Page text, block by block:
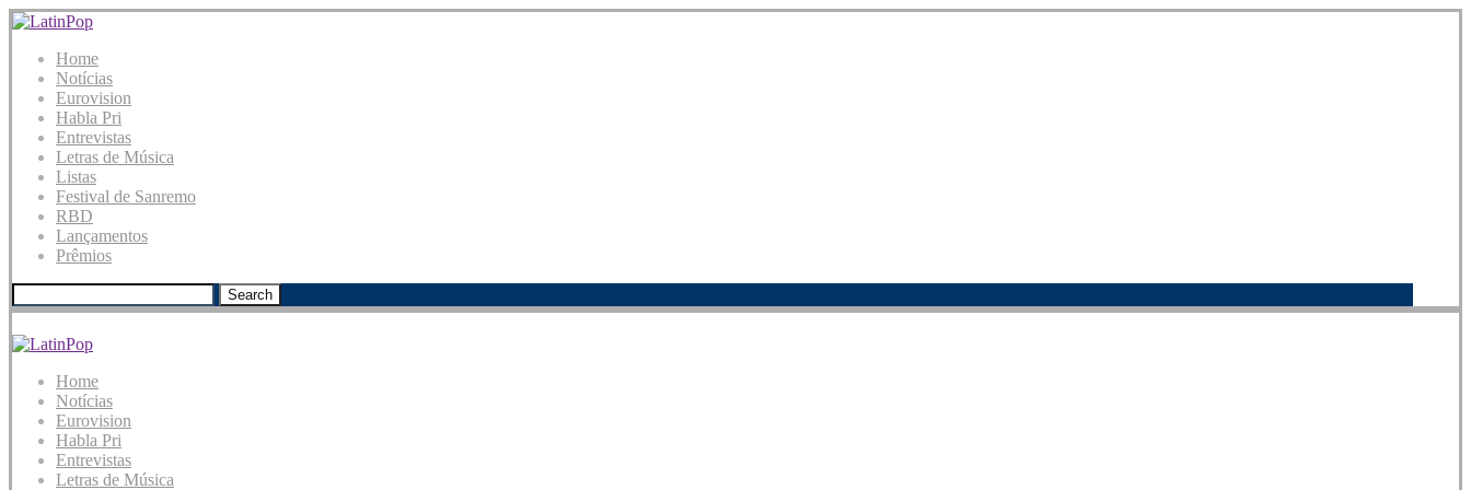
Home
Notícias
Eurovision
Habla Pri
Entrevistas
Letras de Música
Listas
Festival de Sanremo
RBD
Lançamentos
Prêmios
Search
Home
Notícias
Eurovision
Habla Pri
Entrevistas
Letras de Música